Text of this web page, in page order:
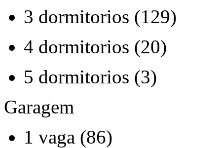
3 dormitorios (129)
4 dormitorios (20)
5 dormitorios (3)
Garagem
1 vaga (86)